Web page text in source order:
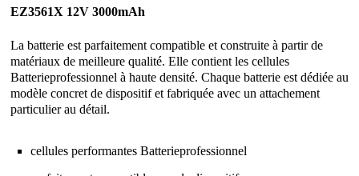
EZ3561X 12V 3000mAh
La batterie est parfaitement compatible et construite à partir de
matériaux de meilleure qualité. Elle contient les cellules
Batterieprofessionnel à haute densité. Chaque batterie est dédiée au
modèle concret de dispositif et fabriquée avec un attachement
particulier au détail.
cellules performantes Batterieprofessionnel